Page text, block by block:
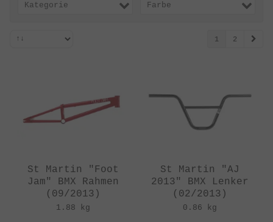
Kategorie Farbe
1 2
St Martin "Foot
Jam" BMX Rahmen
(09/2013)
1.88 kg
St Martin "AJ
2013" BMX Lenker
(02/2013)
0.86 kg